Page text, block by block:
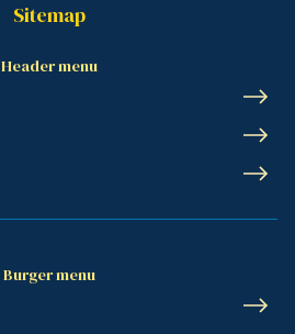
Sitemap
Header menu
Burger menu